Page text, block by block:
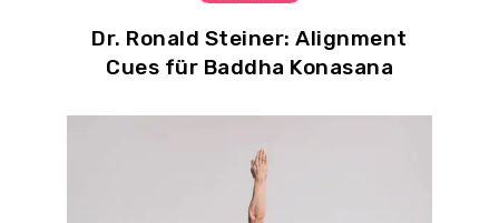
Dr. Ronald Steiner: Alignment
Cues für Baddha Konasana